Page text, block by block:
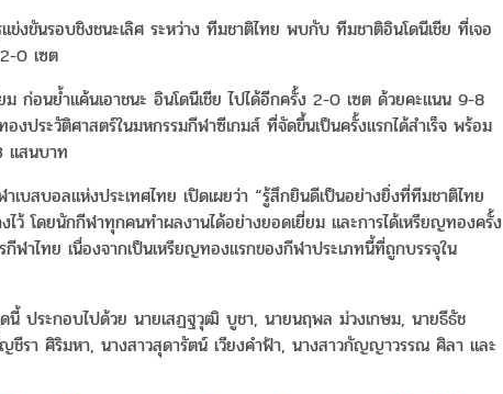
งขันรอบชิงชนะเลิศ ระหว่าง ทีมชาติไทย พบกับ ทีมชาติอินโดนีเชีย ที่เจอ
0 เซต
ก่อนย้ำแค้นเอาชนะ อินโดนีเชีย ไปได้อีกครั้ง 2-0 เซต ด้วยคะแนน 9-8
ประวัติศาสตร์ในมหกรรมกีฬาซีเกมส์ ที่จัดขึ้นเป็นครั้งแรกได้สำเร็จ พร้อม
แสนบาท
บสบอลแห่งประเทศไทย เปิดเผยว่า “รู้สึกยินดีเป็นอย่างยิ่งที่ทีมชาติไทย
ไว้ โดยนักกีฬาทุกคนทำผลงานได้อย่างยอดเยี่ยม และการได้เหรียญทองครั้ง
ฬาไทย เนื่องจากเป็นเหรียญทองแรกของกีฬาประเภทนี้ที่ถูกบรรจุใน
ประกอบไปด้วย นายเสฏฐวุฒิ บูชา, นายนฤพล ม่วงเกษม, นายธีธัช
รา ศิริมหา, นางสาวสุดารัตน์ เวียงคำฟ้า, นางสาวกัญญาวรรณ ศิลา และ